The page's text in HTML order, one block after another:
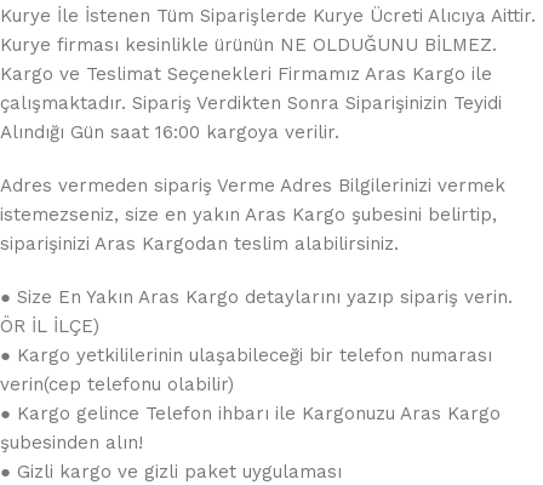
Kurye İle İstenen Tüm Siparişlerde Kurye Ücreti Alıcıya Aittir.
Kurye firması kesinlikle ürünün NE OLDUĞUNU BİLMEZ.
Kargo ve Teslimat Seçenekleri Firmamız Aras Kargo ile
çalışmaktadır. Sipariş Verdikten Sonra Siparişinizin Teyidi
Alındığı Gün saat 16:00 kargoya verilir.
Adres vermeden sipariş Verme Adres Bilgilerinizi vermek
istemezseniz, size en yakın Aras Kargo şubesini belirtip,
siparişinizi Aras Kargodan teslim alabilirsiniz.
● Size En Yakın Aras Kargo detaylarını yazıp sipariş verin.
ÖR İL İLÇE)
● Kargo yetkililerinin ulaşabileceği bir telefon numarası
verin(cep telefonu olabilir)
● Kargo gelince Telefon ihbarı ile Kargonuzu Aras Kargo
şubesinden alın!
● Gizli kargo ve gizli paket uygulaması